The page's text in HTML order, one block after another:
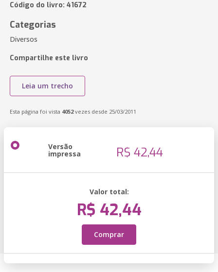
Código do livro: 41672
Categorias
Diversos
Compartilhe este livro
Leia um trecho
Esta página foi vista 4052vezes desde 25/03/2011
Versão
impressa R$ 42,44
Valor total:
R$ 42,44
Comprar